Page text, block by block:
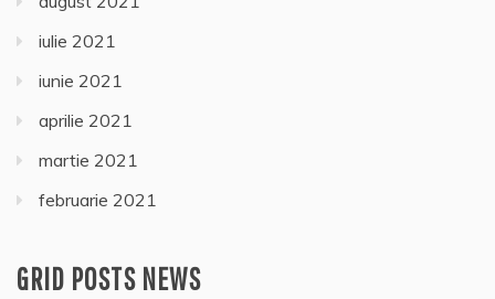
iulie 2021
iunie 2021
aprilie 2021
martie 2021
februarie 2021
GRID POSTS NEWS